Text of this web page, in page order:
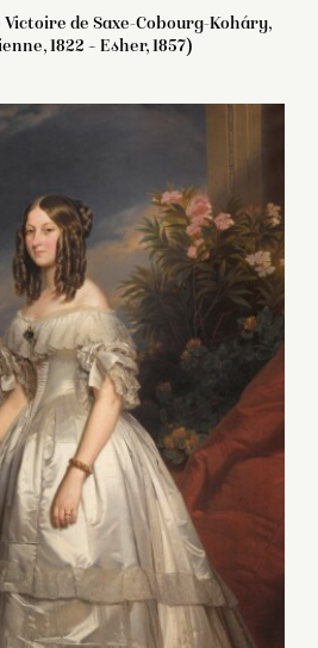
de Saxe-Cobourg-Koháry,
1822 – Esher, 1857)